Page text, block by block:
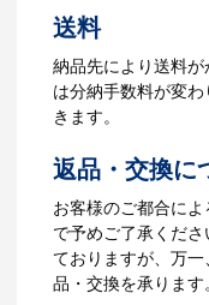
4.納品
【名入れをする場
３週間程度で納品
【名入れなしの場
～5営業日程度で納
ご利
送料
納品先により送料
は分納手数料が変
きます。
返品・交換に
お客様のご都合に
で予めご了承くだ
ておりますが、万
品・交換を承ります。